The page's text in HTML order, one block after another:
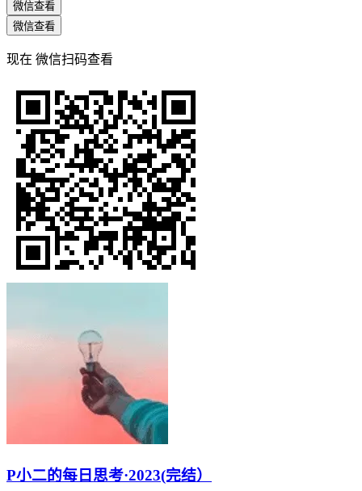
微信查看
微信查看
现在 微信扫码查看
P小二的每日思考·2023(完结）